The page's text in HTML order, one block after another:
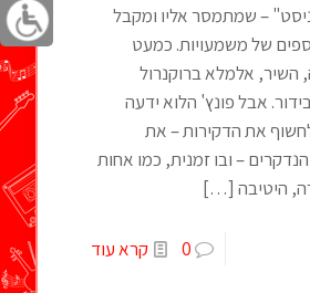
– שמתמסר אליו ומקבל
של משמעויות. כמעט
השיר, אלמלא ברוקנרול
אבל פונץ' הלוא ידעה
את הדקירות – את
– ובו זמנית, כמו אחות
היטיבה […]
0 קרא עוד